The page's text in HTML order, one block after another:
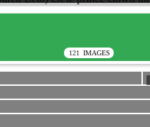
121 IMAGES